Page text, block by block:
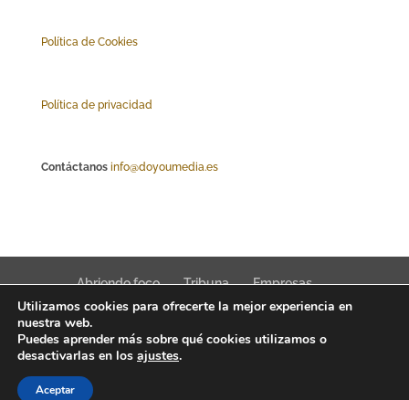
Política de Cookies
Política de privacidad
Contáctanos info@doyoumedia.es
Abriendo foco Tribuna
Empresas
Actualidad
Innovación Tendencias
Interfaz Magazine 2022 © News, trends & public affairs
Utilizamos cookies para ofrecerte la mejor experiencia en
nuestra web.
Puedes aprender más sobre qué cookies utilizamos o
desactivarlas en los ajustes.
Aceptar